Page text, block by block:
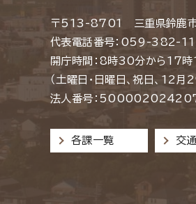
〒513-8701 三重県鈴鹿
代表電話番号：059-382-
開庁時間：8時30分から17
（土曜日・日曜日、祝日、12
法人番号：
各課一覧 交